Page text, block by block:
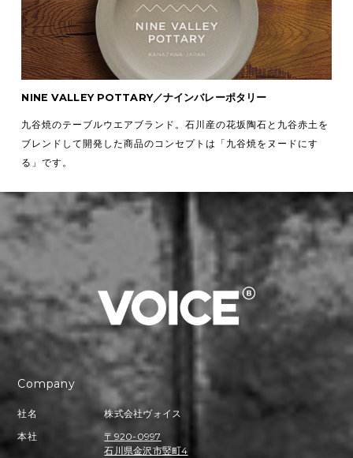
NINE VALLEY POTTARY／ナインバレーポタリー
九谷焼のテーブルウエアブランド。石川産の花坂陶石と九谷赤土を
ブレンドして開発した商品のコンセプトは「九谷焼をヌードにす
る」です。
Company
社名
株式会社ヴォイス
本社
〒920-0997
石川県金沢市竪町4